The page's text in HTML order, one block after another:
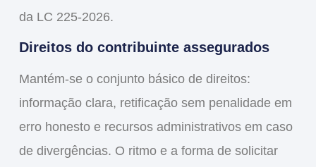
da LC 225-2026.
Direitos do contribuinte assegurados
Mantém-se o conjunto básico de direitos:
informação clara, retificação sem penalidade em
erro honesto e recursos administrativos em caso
de divergências. O ritmo e a forma de solicitar